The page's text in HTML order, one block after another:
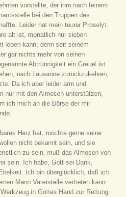
vorstellte, der ihm nach feinem
bei den Truppen des
Leider hat mein teurer Proselyt,
alt ist, monatlich nur sieben
leben kann; denn seit seinem
gar nichts mehr von seinen
Abtrünnigkeit ein Greuel ist.
nach Lausanne zurückzukehren,
Da ich aber leider arm und
nur mit den Almosen unterstützen,
ich mich an die Börse der mir
Herz hat, möchte gerne seine
nicht bekannt sein, und sie
zu sein, muß das Almosen von
sein. Ich habe, Gott sei Dank,
Ich bin überglücklich, daß ich
Mann Vaterstelle vertreten kann
in Gottes Hand zur Rettung